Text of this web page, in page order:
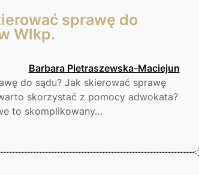
sprawę do
Wlkp.
Barbara Pietraszewska-Maciejun
do sądu? Jak skierować sprawę
skorzystać z pomocy adwokata?
to skomplikowany…